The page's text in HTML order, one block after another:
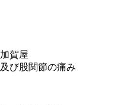
賀屋
び股関節の痛み